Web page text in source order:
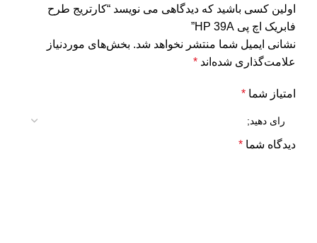
اولین کسی باشید که دیدگاهی می نویسد “کارتریج طرح
فابریک اچ پی HP 39A”
نشانی ایمیل شما منتشر نخواهد شد. بخش‌های موردنیاز
علامت‌گذاری شده‌اند *
امتیاز شما *
دیدگاه شما *